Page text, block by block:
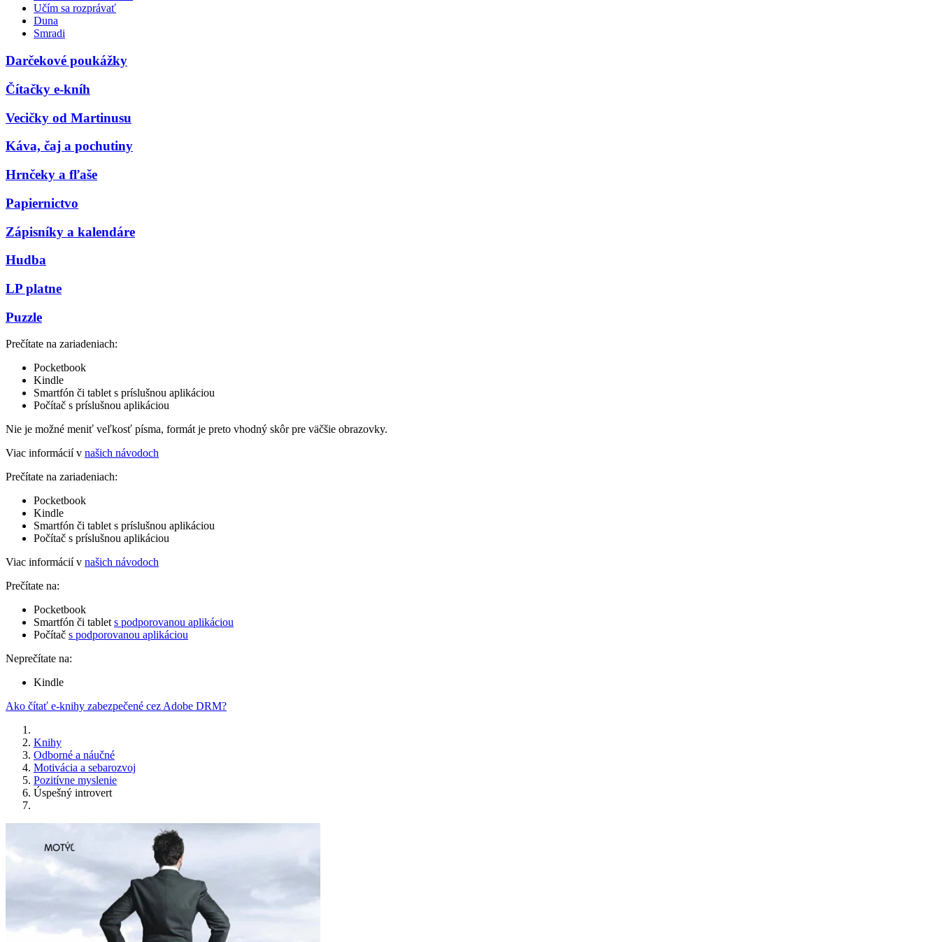
Učím sa rozprávať
Duna
Smradi
Darčekové poukážky
Čítačky e-kníh
Vecičky od Martinusu
Káva, čaj a pochutiny
Hrnčeky a fľaše
Papiernictvo
Zápisníky a kalendáre
Hudba
LP platne
Puzzle
Prečítate na zariadeniach:
Pocketbook
Kindle
Smartfón či tablet s príslušnou aplikáciou
Počítač s príslušnou aplikáciou
Nie je možné meniť veľkosť písma, formát je preto vhodný skôr pre väčšie obrazovky.
Viac informácií v našich návodoch
Prečítate na zariadeniach:
Pocketbook
Kindle
Smartfón či tablet s príslušnou aplikáciou
Počítač s príslušnou aplikáciou
Viac informácií v našich návodoch
Prečítate na:
Pocketbook
Smartfón či tablet s podporovanou aplikáciou
Počítač s podporovanou aplikáciou
Neprečítate na:
Kindle
Ako čítať e-knihy zabezpečené cez Adobe DRM?
Knihy
Odborné a náučné
Motivácia a sebarozvoj
Pozitívne myslenie
Úspešný introvert